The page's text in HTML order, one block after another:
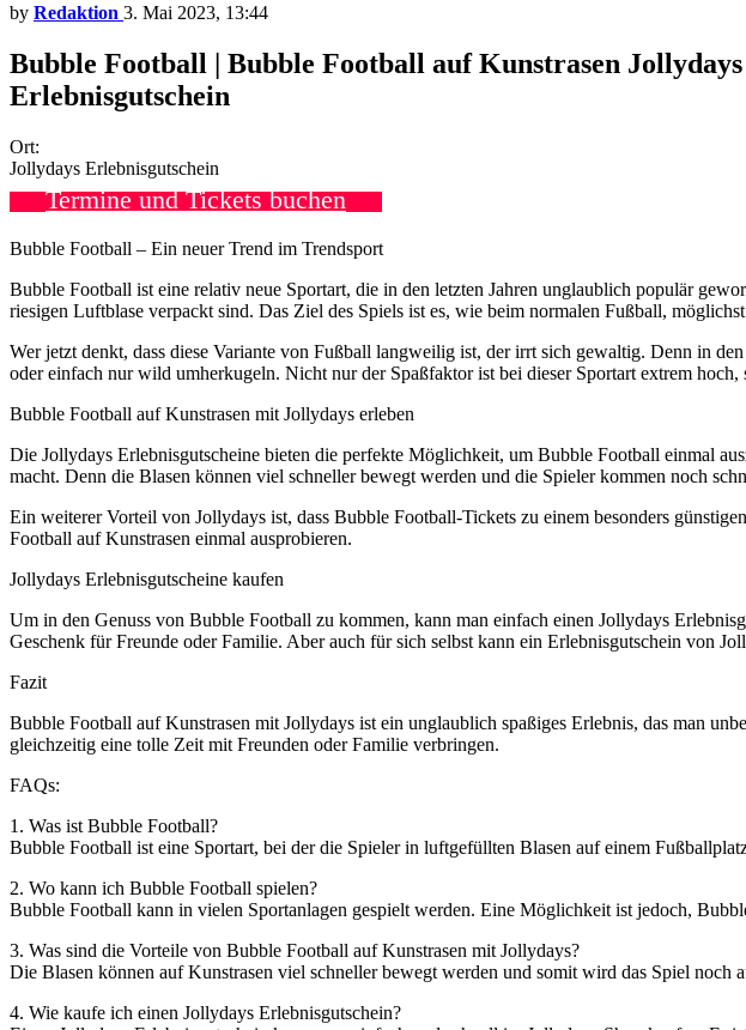
by Redaktion 3. Mai 2023, 13:44
Bubble Football | Bubble Football auf Kunstrasen
Erlebnisgutschein
Ort:
Jollydays Erlebnisgutschein
Termine und Tickets buchen
Bubble Football – Ein neuer Trend im Trendsport
Bubble Football ist eine relativ neue Sportart, die in den letzten Jahren unglaublich populär
riesigen Luftblase verpackt sind. Das Ziel des Spiels ist es, wie beim normalen Fußball,
Wer jetzt denkt, dass diese Variante von Fußball langweilig ist, der irrt sich gewaltig. Denn in
oder einfach nur wild umherkugeln. Nicht nur der Spaßfaktor ist bei dieser Sportart extrem
Bubble Football auf Kunstrasen mit Jollydays erleben
Die Jollydays Erlebnisgutscheine bieten die perfekte Möglichkeit, um Bubble Football einmal
macht. Denn die Blasen können viel schneller bewegt werden und die Spieler kommen noch
Ein weiterer Vorteil von Jollydays ist, dass Bubble Football-Tickets zu einem besonders
Football auf Kunstrasen einmal ausprobieren.
Jollydays Erlebnisgutscheine kaufen
Um in den Genuss von Bubble Football zu kommen, kann man einfach einen Jollydays
Geschenk für Freunde oder Familie. Aber auch für sich selbst kann ein Erlebnisgutschein von
Fazit
Bubble Football auf Kunstrasen mit Jollydays ist ein unglaublich spaßiges Erlebnis, das man
gleichzeitig eine tolle Zeit mit Freunden oder Familie verbringen.
FAQs:
1. Was ist Bubble Football?
Bubble Football ist eine Sportart, bei der die Spieler in luftgefüllten Blasen auf einem
2. Wo kann ich Bubble Football spielen?
Bubble Football kann in vielen Sportanlagen gespielt werden. Eine Möglichkeit ist jedoch,
3. Was sind die Vorteile von Bubble Football auf Kunstrasen mit Jollydays?
Die Blasen können auf Kunstrasen viel schneller bewegt werden und somit wird das Spiel
4. Wie kaufe ich einen Jollydays Erlebnisgutschein?